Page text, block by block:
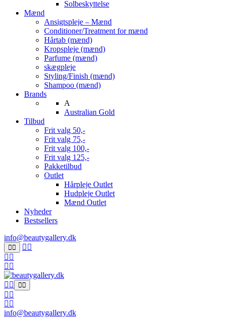
Solbeskyttelse
Mænd
Ansigtspleje – Mænd
Conditioner/Treatment for mænd
Hårtab (mænd)
Kropspleje (mænd)
Parfume (mænd)
skægpleje
Styling/Finish (mænd)
Shampoo (mænd)
Brands
A
Australian Gold
Tilbud
Frit valg 50,-
Frit valg 75,-
Frit valg 100,-
Frit valg 125,-
Pakketilbud
Outlet
Hårpleje Outlet
Hudpleje Outlet
Mænd Outlet
Nyheder
Bestsellers
info@beautygallery.dk
info@beautygallery.dk